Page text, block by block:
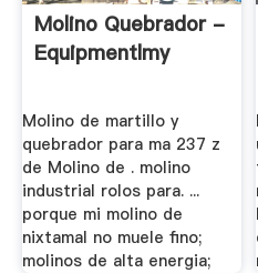
Molino Quebrador -
Equipmentlmy
Molino de martillo y
quebrador para ma 237 z
de Molino de . molino
industrial rolos para. ...
porque mi molino de
nixtamal no muele fino;
molinos de alta energia;